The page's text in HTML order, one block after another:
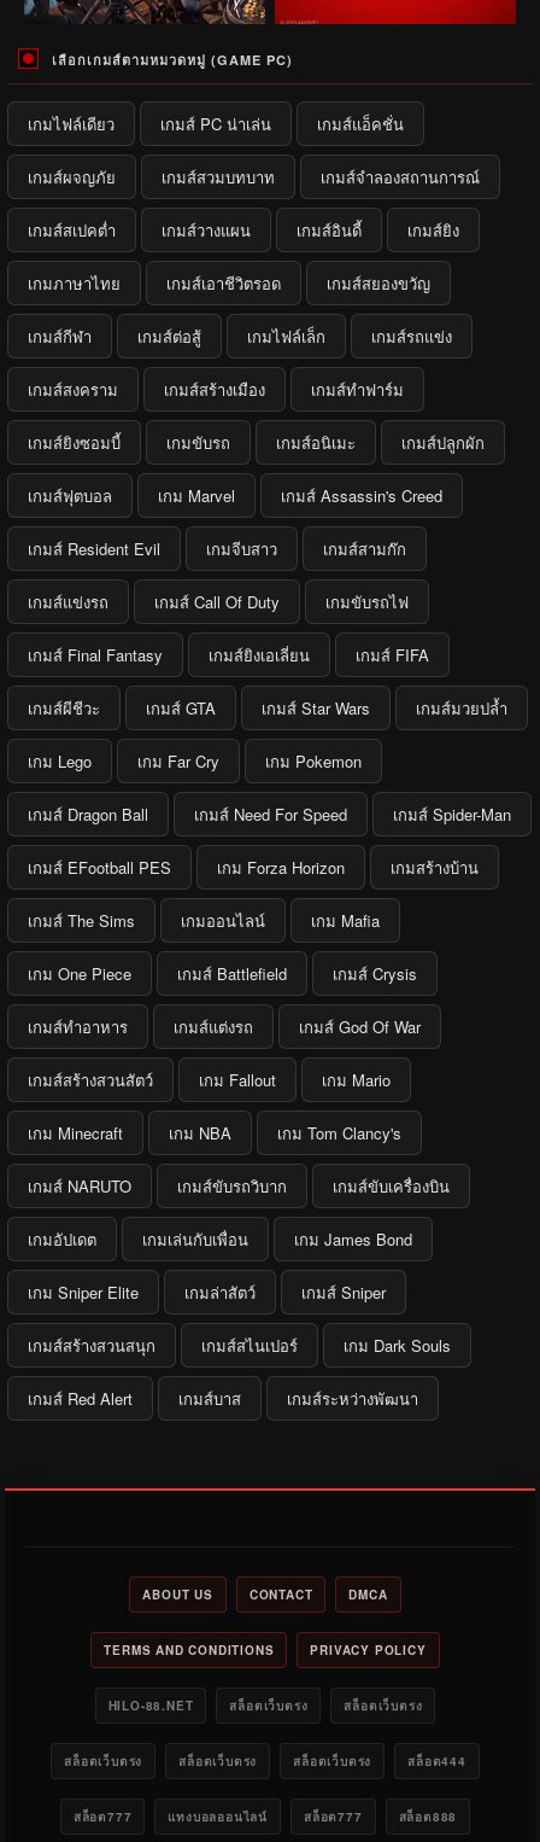
เลือกเกมส์ตามหมวดหมู่ (GAME PC)
เกมไฟล์เดียว เกมส์ PC น่าเล่น เกมส์แอ็คชั่น
เกมส์ผจญภัย เกมส์สวมบทบาท เกมส์จำลองสถานการณ์
เกมส์สเปคต่ำ เกมส์วางแผน เกมส์อินดี้ เกมส์ยิง
เกมภาษาไทย เกมส์เอาชีวิตรอด เกมส์สยองขวัญ
เกมส์กีฬา เกมส์ต่อสู้ เกมไฟล์เล็ก เกมส์รถแข่ง
เกมส์สงคราม เกมส์สร้างเมือง เกมส์ทำฟาร์ม
เกมส์ยิงซอมบี้ เกมขับรถ เกมส์อนิเมะ เกมส์ปลูกผัก
เกมส์ฟุตบอล เกม Marvel เกมส์ Assassin's Creed
เกมส์ Resident Evil เกมจีบสาว เกมส์สามก๊ก
เกมส์แข่งรถ เกมส์ Call Of Duty เกมขับรถไฟ
เกมส์ Final Fantasy เกมส์ยิงเอเลี่ยน เกมส์ FIFA
เกมส์ผีชีวะ เกมส์ GTA เกมส์ Star Wars เกมส์มวยปล้ำ
เกม Lego เกม Far Cry เกม Pokemon
เกมส์ Dragon Ball เกมส์ Need For Speed เกมส์ Spider-Man
เกมส์ EFootball PES เกม Forza Horizon เกมสร้างบ้าน
เกมส์ The Sims เกมออนไลน์ เกม Mafia
เกม One Piece เกมส์ Battlefield เกมส์ Crysis
เกมส์ทำอาหาร เกมส์แต่งรถ เกมส์ God Of War
เกมส์สร้างสวนสัตว์ เกม Fallout เกม Mario
เกม Minecraft เกม NBA เกม Tom Clancy's
เกมส์ NARUTO เกมส์ขับรถวิบาก เกมส์ขับเครื่องบิน
เกมอัปเดต เกมเล่นกับเพื่อน เกม James Bond
เกม Sniper Elite เกมล่าสัตว์ เกมส์ Sniper
เกมส์สร้างสวนสนุก เกมส์สไนเปอร์ เกม Dark Souls
เกมส์ Red Alert เกมส์บาส เกมส์ระหว่างพัฒนา
ABOUT US CONTACT DMCA
TERMS AND CONDITIONS PRIVACY POLICY
HILO-88.NET สล็อตเว็บตรง สล็อตเว็บตรง
สล็อตเว็บตรง สล็อตเว็บตรง สล็อตเว็บตรง สล็อต444
สล็อต777 แทงบอลออนไลน์ สล็อต777 สล็อต888